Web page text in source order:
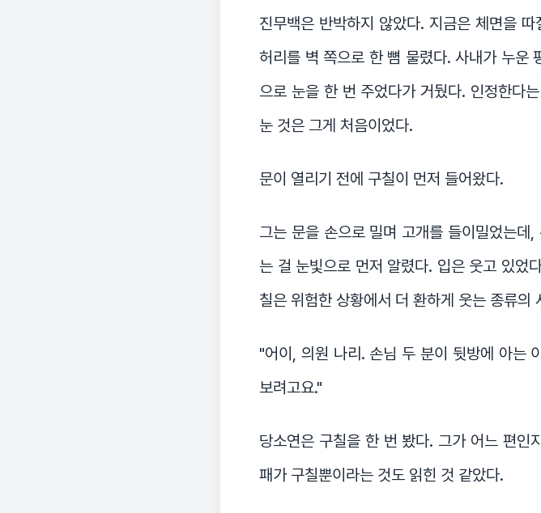
진무백은 반박하지 않았다. 지금은 체면을
허리를 벽 쪽으로 한 뼘 물렸다. 사내가 누운
으로 눈을 한 번 주었다가 거뒀다. 인정한다
눈 것은 그게 처음이었다.
문이 열리기 전에 구칠이 먼저 들어왔다.
그는 문을 손으로 밀며 고개를 들이밀었는
는 걸 눈빛으로 먼저 알렸다. 입은 웃고 있었
칠은 위험한 상황에서 더 환하게 웃는 종류의
"어이, 의원 나리. 손님 두 분이 뒷방에 아는
보려고요."
당소연은 구칠을 한 번 봤다. 그가 어느 편인
패가 구칠뿐이라는 것도 읽힌 것 같았다.